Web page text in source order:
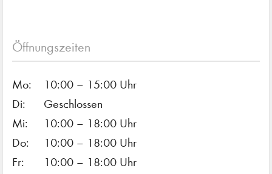
Öffnungszeiten
Mo:
10:00 – 15:00 Uhr
Di:
Geschlossen
Mi:
10:00 – 18:00 Uhr
Do:
10:00 – 18:00 Uhr
Fr:
10:00 – 18:00 Uhr